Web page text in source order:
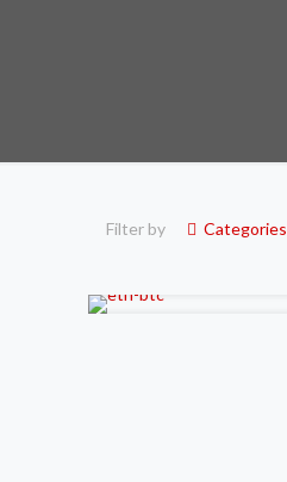
Filter by Categories